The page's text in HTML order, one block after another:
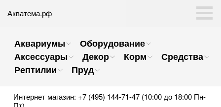
Акватема.рф
Аквариумы
Оборудование
Аксессуары
Декор Корм
Средства
Рептилии
Пруд
Интернет магазин: +7 (495) 144-71-47 (10:00 до 18:00 Пн-